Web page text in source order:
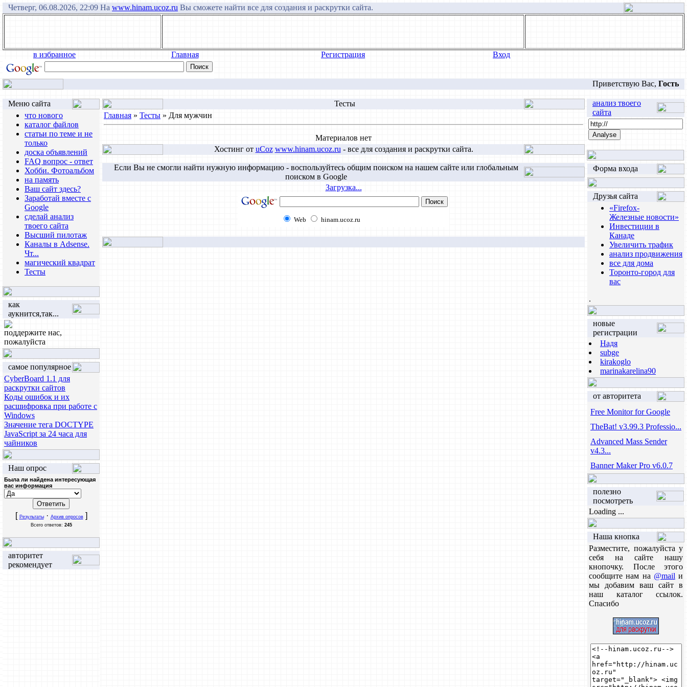
Четверг, 06.08.2026, 22:09 На www.hinam.ucoz.ru Вы сможете найти все для создания и раскрутки сайта.
в избранное Главная Регистрация Вход
Приветствую Вас, Гость
Меню сайта
что нового
каталог файлов
статьи по теме и не
только
доска объявлений
FAQ вопрос - ответ
Хобби. Фотоальбом
на память
Ваш сайт здесь?
Заработай вместе с
Google
сделай анализ
твоего сайта
Высший пилотаж
Каналы в Adsense.
Чт...
магический квадрат
Тесты
как
аукнится,так...
поддержите нас,
пожалуйста
самое популярное
CyberBoard 1.1 для
раскрутки сайтов
Коды ошибок и их
расшифровка при работе с
Windows
Значение тега DOCTYPE
JavaScript за 24 часа для
чайников
Наш опрос
Была ли найдена интересующая
вас информация
[ Результаты· Архив опросов]
Всего ответов: 245
авторитет
рекомендует
Тесты
Главная » Тесты » Для мужчин
Материалов нет
Хостинг от uCoz www.hinam.ucoz.ru - все для создания и раскрутки сайта.
Если Вы не смогли найти нужную информацию - воспользуйтесь общим поиском на нашем сайте или глобальным
поиском в Google
Загрузка...
Web hinam.ucoz.ru
анализ твоего
сайта
Форма входа
Друзья сайта
«Firefox-
Железные новости»
Инвестиции в
Канаде
Увеличить трафик
анализ продвижения
все для дома
Торонто-город для
вас
.
новые
регистрации
Надя
subge
kirakoglo
marinakarelina90
от авторитета
Free Monitor for Google
TheBat! v3.99.3 Professio...
Advanced Mass Sender
v4.3...
Banner Maker Pro v6.0.7
полезно
посмотреть
Loading ...
Наша кнопка
Разместите, пожалуйста у
себя на сайте нашу
кнопочку. После этого
сообщите нам на @mail и
мы добавим ваш сайт в
наш каталог ссылок.
Спасибо